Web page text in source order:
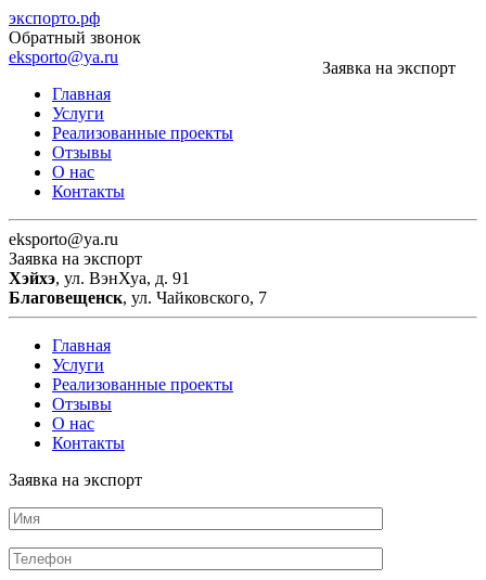
экспорто.рф
Заявка на экспорт
Обратный звонок
eksporto@ya.ru
Главная
Услуги
Реализованные проекты
Отзывы
О нас
Контакты
eksporto@ya.ru
Заявка на экспорт
Хэйхэ, ул. ВэнХуа, д. 91
Благовещенск, ул. Чайковского, 7
Главная
Услуги
Реализованные проекты
Отзывы
О нас
Контакты
Заявка на экспорт